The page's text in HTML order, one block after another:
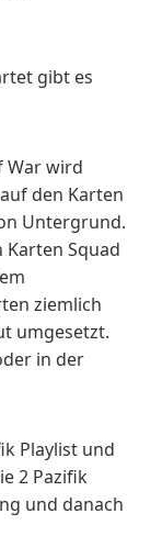
gibt es
War wird
den Karten
Untergrund.
Karten Squad
ziemlich
umgesetzt.
in der
Playlist und
2 Pazifik
und danach